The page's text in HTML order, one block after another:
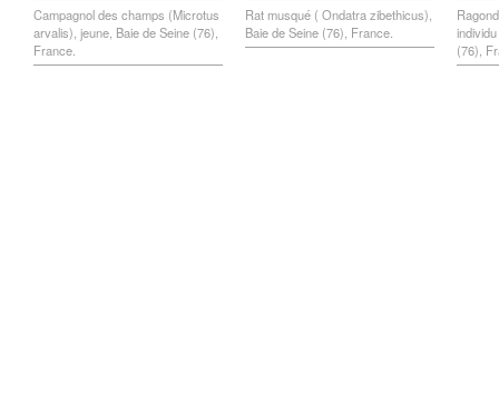
Campagnol des champs (Microtus
arvalis), jeune, Baie de Seine (76),
France.
Rat musqué ( Ondatra zibethicus),
Baie de Seine (76), France.
(76),